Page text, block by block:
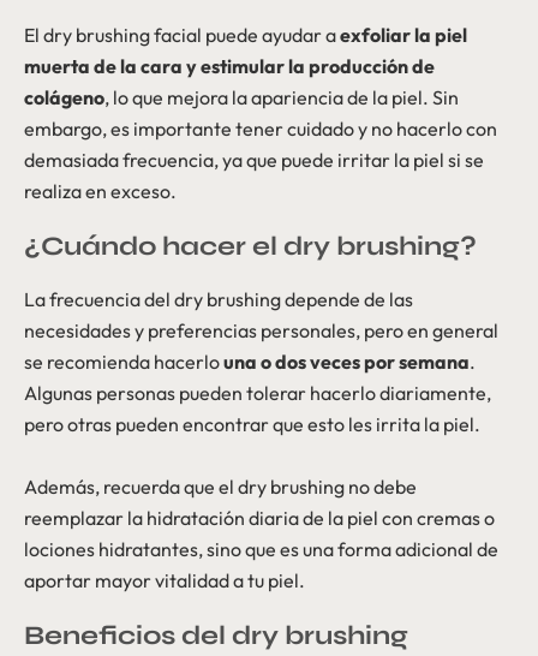
El dry brushing facial puede ayudar aexfoliar la piel
muerta de la cara y estimular la producción de
colágeno, lo que mejora la apariencia de la piel. Sin
embargo, es importante tener cuidado y no hacerlo con
demasiada frecuencia, ya que puede irritar la piel si se
realiza en exceso.
¿Cuándo hacer el dry brushing?
La frecuencia del dry brushing depende de las
necesidades y preferencias personales, pero en general
se recomienda hacerlouna o dos veces por semana.
Algunas personas pueden tolerar hacerlo diariamente,
pero otras pueden encontrar que esto les irrita la piel.
Además, recuerda que el dry brushing no debe
reemplazar la hidratación diaria de la piel con cremas o
lociones hidratantes, sino que es una forma adicional de
aportar mayor vitalidad a tu piel.
Beneficios del dry brushing